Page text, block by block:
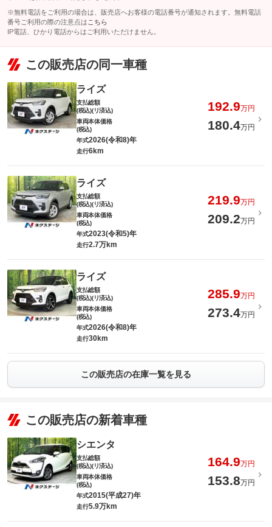
※無料電話をご利用の場合は、販売店へお客様の電話番号が通知されます。無料電話
番号ご利用の際の注意点は こちら
IP電話、ひかり電話からはご利用いただけません。
この販売店の同一車種
ライズ
支払総額
(税込)(リ済込)
192.9万円
車両本体価格
(税込)
180.4万円
年式2026(令和8)年
走行6km
ライズ
支払総額
(税込)(リ済込)
219.9万円
車両本体価格
(税込)
209.2万円
年式2023(令和5)年
走行2.7万km
ライズ
支払総額
(税込)(リ済込)
285.9万円
車両本体価格
(税込)
273.4万円
年式2026(令和8)年
走行30km
この販売店の在庫一覧を見る
この販売店の新着車種
シエンタ
支払総額
(税込)(リ済込)
164.9万円
車両本体価格
(税込)
153.8万円
年式2015(平成27)年
走行5.9万km